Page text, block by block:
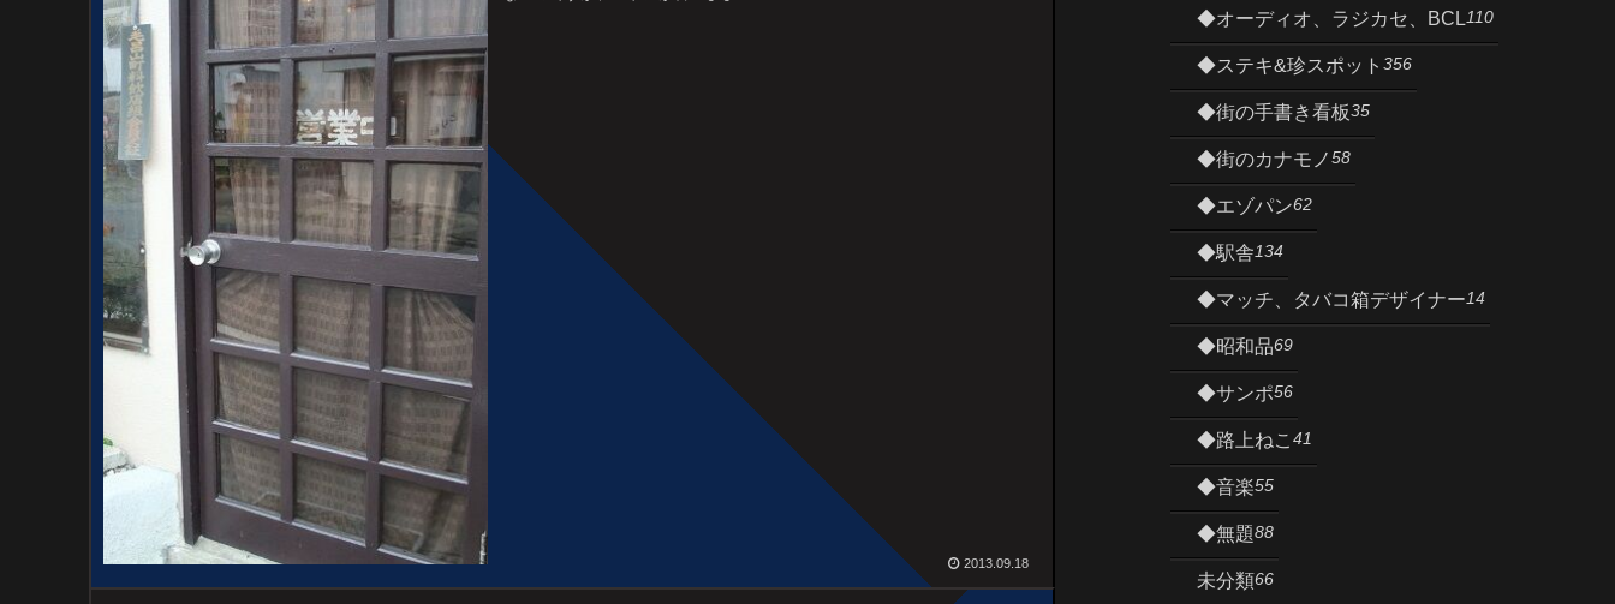
2013.09.18
◆オーディオ、ラジカセ、BCL110
◆ステキ&珍スポット 356
◆街の手書き看板35
◆街のカナモノ58
◆エゾパン62
◆駅舎134
◆マッチ、タバコ箱デザイナー14
◆昭和品69
◆サンポ56
◆路上ねこ 41
◆音楽55
◆無題88
未分類66